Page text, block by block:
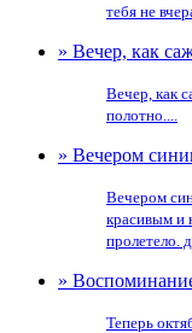
тебя не
» Вечер, как
Вечер, как
полотно....
» Вечером
Вечером
красивым и
пролетело.
»
Теперь